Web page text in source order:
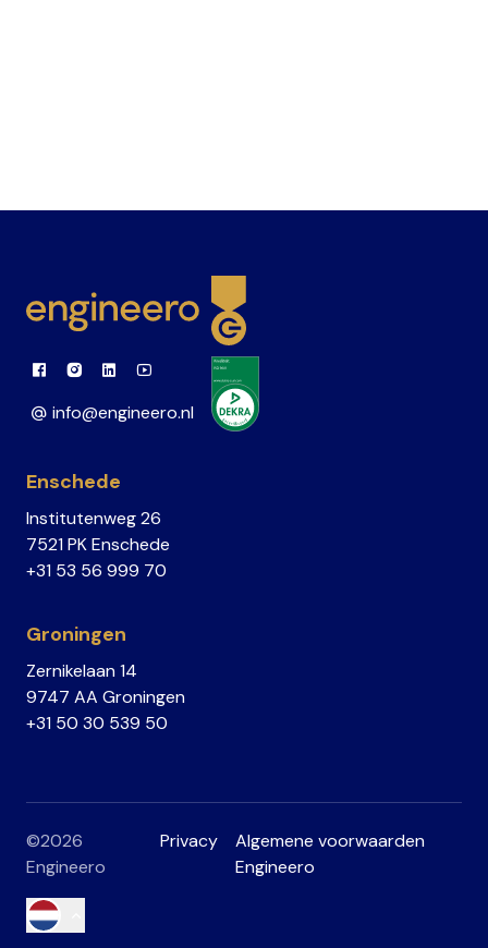
Link to Facebook
Link to Instagram
Link to Linkedin
Link to Youtube
info@engineero.nl
Enschede
Institutenweg 26
7521 PK Enschede
+31 53 56 999 70
Groningen
Zernikelaan 14
9747 AA Groningen
+31 50 30 539 50
©2026
Engineero
Privacy
Algemene voorwaarden
Engineero